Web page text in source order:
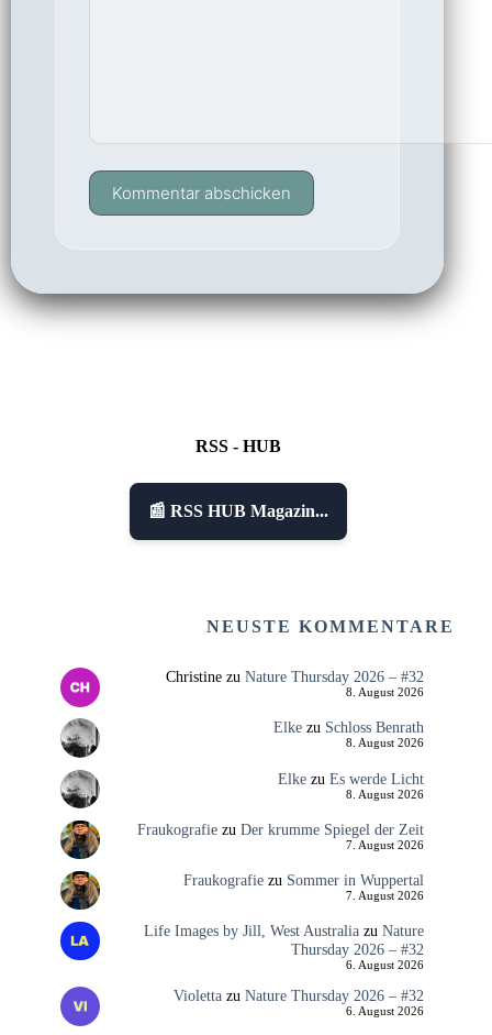
Kommentar abschicken
RSS - HUB
📰 RSS HUB Magazin...
NEUSTE KOMMENTARE
Christinezu Nature Thursday 2026 – #32
8. August 2026
Elkezu Schloss Benrath
8. August 2026
Elkezu Es werde Licht
8. August 2026
Fraukografiezu Der krumme Spiegel der Zeit
7. August 2026
Fraukografiezu Sommer in Wuppertal
7. August 2026
Life Images by Jill, West Australiazu Nature
Thursday 2026 – #32
6. August 2026
Violettazu Nature Thursday 2026 – #32
6. August 2026